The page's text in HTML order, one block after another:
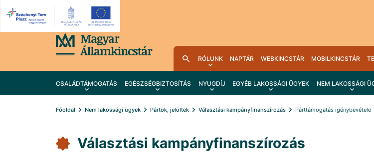
RÓLUNK NAPTÁR WEBKINCSTÁR MOBILKINCSTÁR
CSALÁDTÁMOGATÁS EGÉSZSÉGBIZTOSÍTÁS NYUGDÍJ EGYÉB LAKOSSÁGI ÜGYEK NEM LAKOSSÁGI
Főoldal Nem lakossági ügyek Pártok, jelöltek Választási kampányfinanszírozás Párttámogatás igénybevétele
Választási kampányfinanszírozás